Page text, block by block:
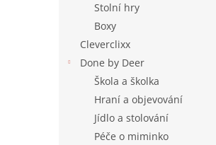
Stolní hry
Boxy
Cleverclixx
Done by Deer
Škola a školka
Hraní a objevování
Jídlo a stolování
Péče o miminko